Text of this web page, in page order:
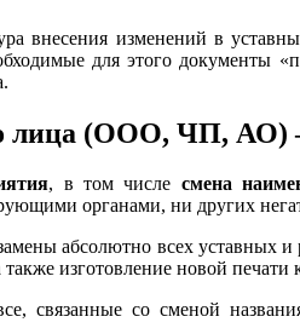
внесения изменений в
для этого документы
лица (ООО, ЧП, АО)
, в том числе смена
органами, ни других
абсолютно всех уставных
изготовление новой печати
связанные со сменой